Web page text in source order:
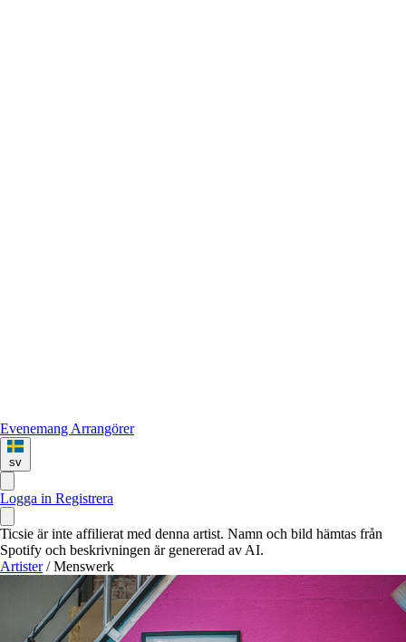
Evenemang Arrangörer
sv
Logga in Registrera
Ticsie är inte affilierat med denna artist. Namn och bild hämtas från
Spotify och beskrivningen är genererad av AI.
Artister / Menswerk